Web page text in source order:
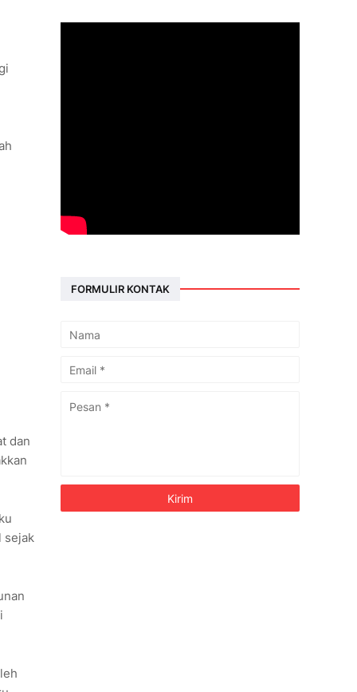
dan
sejak
FORMULIR KONTAK